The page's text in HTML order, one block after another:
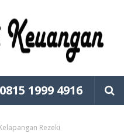
1999 4916
Rezeki